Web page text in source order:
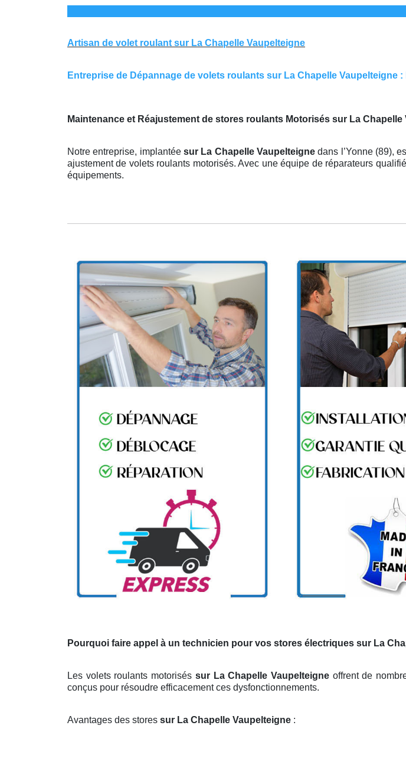
Artisan de volet roulant sur La Chapelle Vaupelteigne
Entreprise de Dépannage de volets roulants sur La Chapelle Vaupelteigne
Maintenance et Réajustement de stores roulants Motorisés sur La Chapelle
Notre entreprise, implantée sur La Chapelle Vaupelteignedans l’Yonne (89),
ajustement de volets roulants motorisés. Avec une équipe de réparateurs
équipements.
Pourquoi faire appel à un technicien pour vos stores électriques sur La
Les volets roulants motorisés sur La Chapelle Vaupelteigne offrent de
conçus pour résoudre efficacement ces dysfonctionnements.
Avantages des stores sur La Chapelle Vaupelteigne :